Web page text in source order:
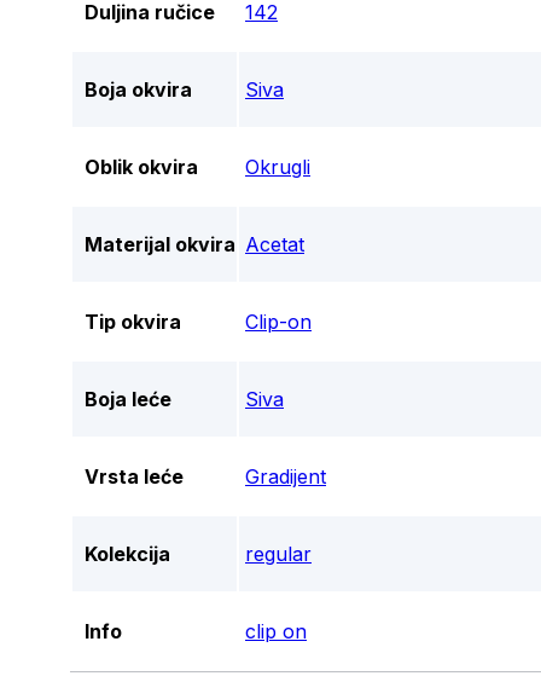
Duljina ručice 142
Boja okvira Siva
Oblik okvira Okrugli
Materijal okvira Acetat
Tip okvira Clip-on
Boja leće Siva
Vrsta leće Gradijent
Kolekcija regular
Info clip on